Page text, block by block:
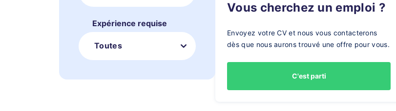
Expérience requise
Toutes
Vous cherchez un emploi ?
Envoyez votre CV et nous vous contacterons
dès que nous aurons trouvé une offre pour vous.
C'est parti